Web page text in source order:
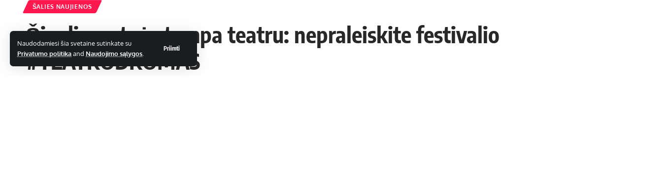
Naudodamiesi šia svetaine sutinkate su
Privatumo politikaand Naudojimo sąlygos
Priimti
ŠALIES NAUJIENOS
Šiaulių gatvės tampa teatru: nepraleiskite festivalio
#TEATRODROMAS